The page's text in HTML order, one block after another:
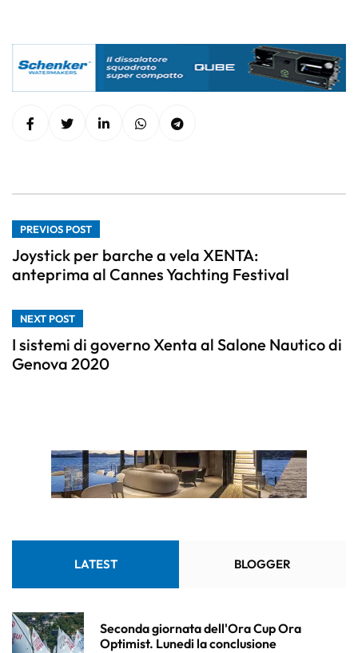
PREVIOS POST
Joystick per barche a vela XENTA:
anteprima al Cannes Yachting Festival
NEXT POST
I sistemi di governo Xenta al Salone Nautico di
Genova 2020
LATEST BLOGGER
Seconda giornata dell'Ora Cup Ora
Optimist. Lunedi la conclusione